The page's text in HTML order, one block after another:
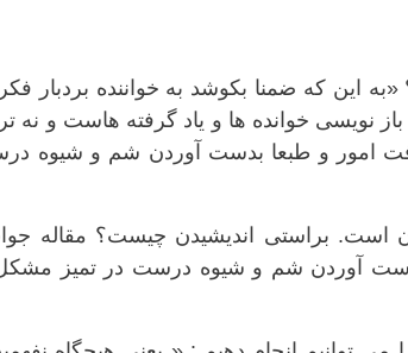
«به این که ضمنا بکوشد به خواننده بردبار
باز نویسی خوانده ها و یاد گرفته هاست و نه
امور و طبعا بدست آوردن شم و شيوه
است. براستی اندیشیدن چیست؟ مقاله
آوردن شم و شیوه درست در تمیز مشکل